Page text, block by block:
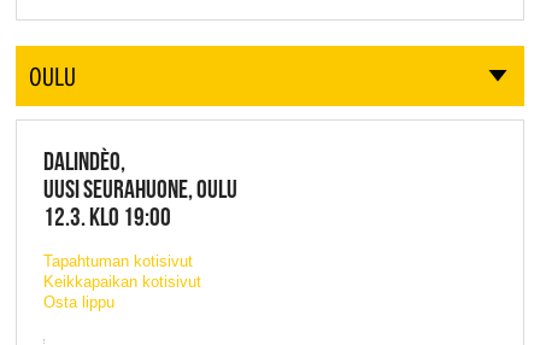
OULU
DALINDÈO,
UUSI SEURAHUONE, OULU
12.3. KLO 19:00
Tapahtuman kotisivut
Keikkapaikan kotisivut
Osta lippu